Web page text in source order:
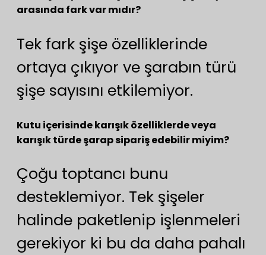
arasında fark var mıdır?
Tek fark şişe özelliklerinde
ortaya çıkıyor ve şarabın türü
şişe sayısını etkilemiyor.
Kutu içerisinde karışık özelliklerde veya
karışık türde şarap sipariş edebilir miyim?
Çoğu toptancı bunu
desteklemiyor. Tek şişeler
halinde paketlenip işlenmeleri
gerekiyor ki bu da daha pahalı